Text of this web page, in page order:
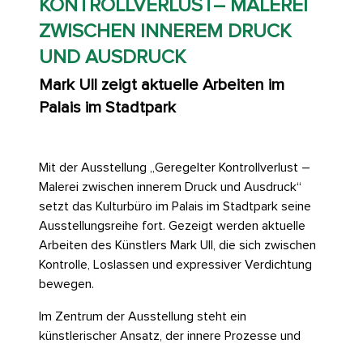
KONTROLLVERLUST– MALEREI
ZWISCHEN INNEREM DRUCK
UND AUSDRUCK
Mark Ull zeigt aktuelle Arbeiten im
Palais im Stadtpark
Mit der Ausstellung „Geregelter Kontrollverlust –
Malerei zwischen innerem Druck und Ausdruck“
setzt das Kulturbüro im Palais im Stadtpark seine
Ausstellungsreihe fort. Gezeigt werden aktuelle
Arbeiten des Künstlers Mark Ull, die sich zwischen
Kontrolle, Loslassen und expressiver Verdichtung
bewegen.
Im Zentrum der Ausstellung steht ein
künstlerischer Ansatz, der innere Prozesse und